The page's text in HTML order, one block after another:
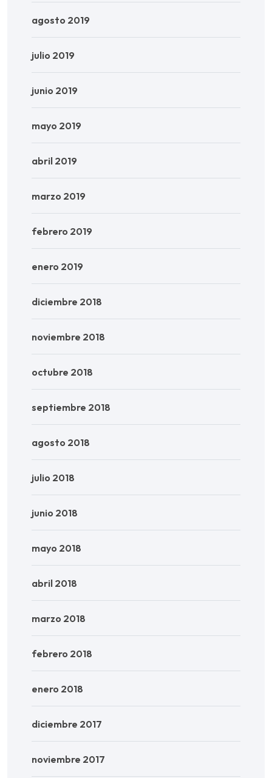
agosto 2019
julio 2019
junio 2019
mayo 2019
abril 2019
marzo 2019
febrero 2019
enero 2019
diciembre 2018
noviembre 2018
octubre 2018
septiembre 2018
agosto 2018
julio 2018
junio 2018
mayo 2018
abril 2018
marzo 2018
febrero 2018
enero 2018
diciembre 2017
noviembre 2017